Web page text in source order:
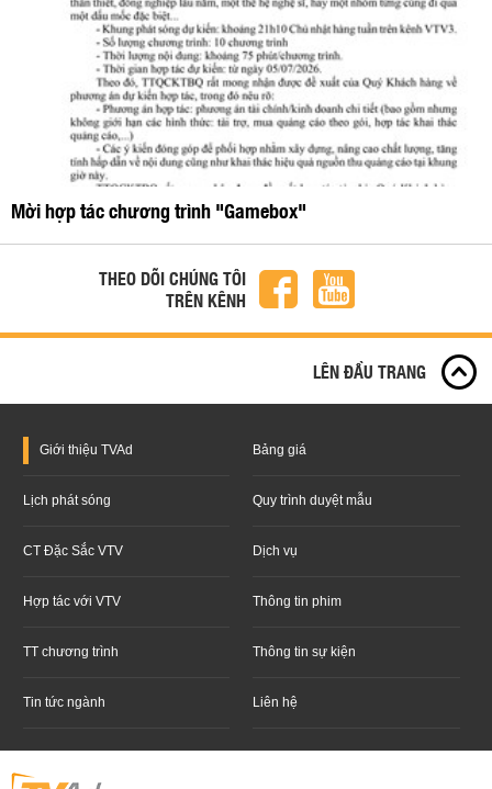
Mời hợp tác chương trình "Gamebox"
THEO DÕI CHÚNG TÔI
TRÊN KÊNH
LÊN ĐẦU TRANG
Giới thiệu TVAd Bảng giá
Lịch phát sóng Quy trình duyệt mẫu
CT Đặc Sắc VTV Dịch vụ
Hợp tác với VTV Thông tin phim
TT chương trình Thông tin sự kiện
Tin tức ngành Liên hệ